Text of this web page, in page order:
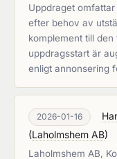
Uppdraget
efter behov av
komplement till
uppdragsstart är
enligt annonsering
2026-01-16
(Laholmshem AB)
Laholmshem AB,